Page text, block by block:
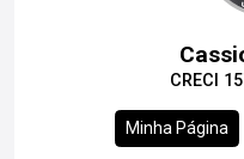
CRECI
Minha Página